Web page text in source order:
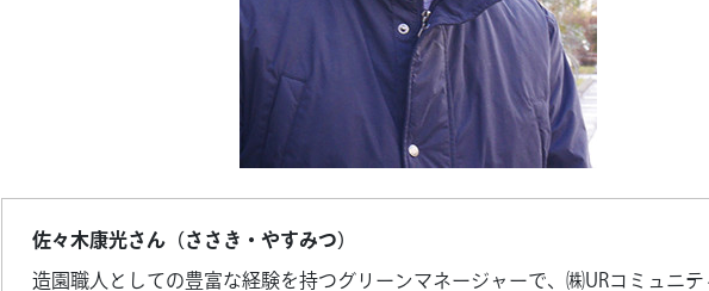
佐々木康光さん（ささき・やすみつ）
造園職人としての豊富な経験を持つグリーンマネージャーで、㈱URコミュニテ